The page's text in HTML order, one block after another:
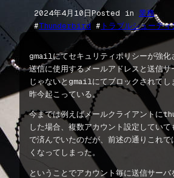
2024年4月10日 Posted in 業務
#Thunderbird # トラブルシューティ
gmailにてセキュリティポリシーが強化
送信に使用するメールアドレスと送信サ
じゃないとgmailにてブロックされてし
昨今起こっている。
今までは例えばメールクライアントに
した場合、複数アカウント設定してい
で済んでいたのだが、前述の通りこれ
くなってしまった。
ということでアカウント毎に送信サーバ